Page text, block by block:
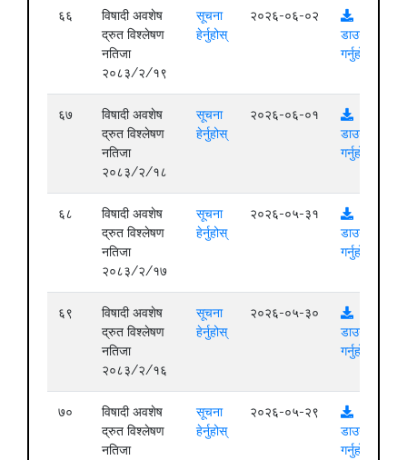
६६
विषादी अवशेष
द्रुत विश्लेषण
नतिजा
२०८३/२/१९
सूचना
हेर्नुहोस्
२०२६-०६-०२
डाउनलोड
गर्नुहोस्
६७
विषादी अवशेष
द्रुत विश्लेषण
नतिजा
२०८३/२/१८
सूचना
हेर्नुहोस्
२०२६-०६-०१
डाउनलोड
गर्नुहोस्
६८
विषादी अवशेष
द्रुत विश्लेषण
नतिजा
२०८३/२/१७
सूचना
हेर्नुहोस्
२०२६-०५-३१
डाउनलोड
गर्नुहोस्
६९
विषादी अवशेष
द्रुत विश्लेषण
नतिजा
२०८३/२/१६
सूचना
हेर्नुहोस्
२०२६-०५-३०
डाउनलोड
गर्नुहोस्
७०
विषादी अवशेष
द्रुत विश्लेषण
नतिजा
सूचना
हेर्नुहोस्
२०२६-०५-२९
डाउनलोड
गर्नुहोस्